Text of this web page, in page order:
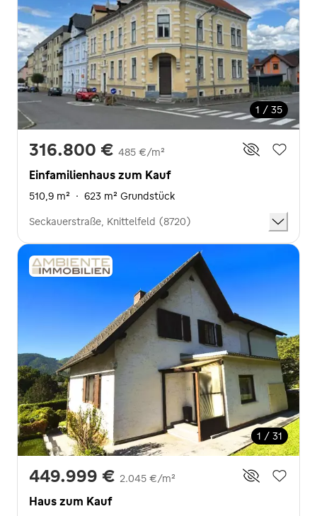
1 / 35
316.800 € 485 €/m²
Einfamilienhaus zum Kauf
510,9 m² · 623 m² Grundstück
Seckauerstraße, Knittelfeld (8720)
1 / 31
449.999 € 2.045 €/m²
Haus zum Kauf